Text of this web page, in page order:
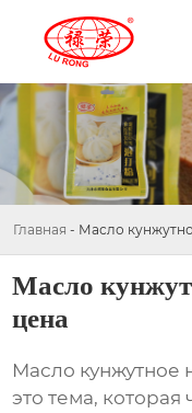
Главная - Масло
Масло
цена
Масло кунжутное
это тема,